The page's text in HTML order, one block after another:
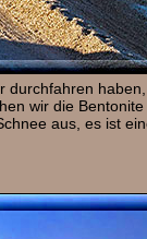
durchfahren haben,
wir die Bentonite
aus, es ist